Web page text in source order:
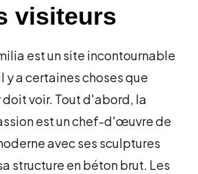
visiteurs
est un site incontournable
y a certaines choses que
voir. Tout d'abord, la
est un chef-d'œuvre de
avec ses sculptures
structure en béton brut. Les